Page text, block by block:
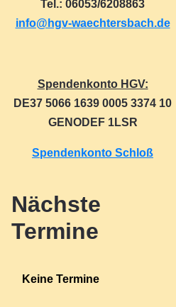
Tel.: 06053/6208863
info@hgv-waechtersbach.de
Spendenkonto HGV:
DE37 5066 1639 0005 3374 10
GENODEF 1LSR
Spendenkonto Schloß
Nächste
Termine
Keine Termine